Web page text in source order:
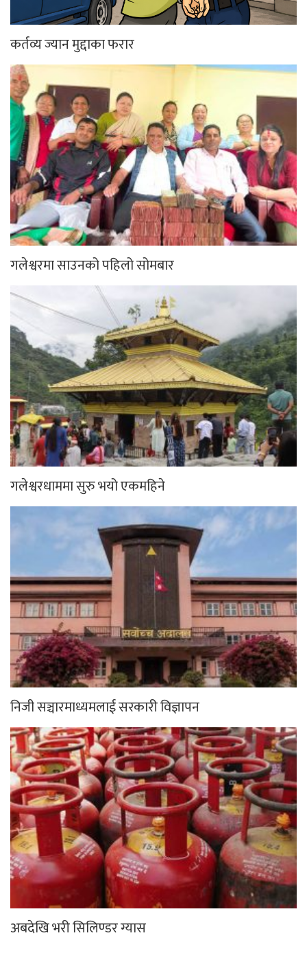
कर्तव्य ज्यान मुद्दाका फरार
गलेश्वरमा साउनको पहिलो सोमबार
गलेश्वरधाममा सुरु भयो एकमहिने
निजी सञ्चारमाध्यमलाई सरकारी विज्ञापन
अबदेखि भरी सिलिण्डर ग्यास